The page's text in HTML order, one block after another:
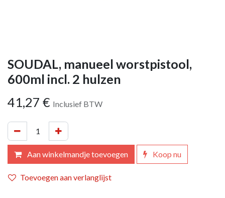
SOUDAL, manueel worstpistool,
600ml incl. 2 hulzen
41,27 € Inclusief BTW
Aan winkelmandje toevoegen Koop nu
Toevoegen aan verlanglijst